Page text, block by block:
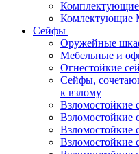
Комлектующие
Сейфы
Оружейные
Мебельные и
Огнестойкие
Сейфы,
к взлому
Взломостойкие
Взломостойкие
Взломостойкие
Взломостойкие